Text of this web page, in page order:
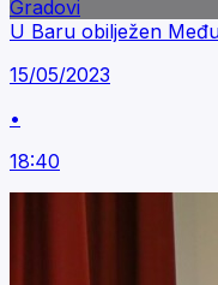
Gradovi
U Baru obilježen
15/05/2023
•
18:40